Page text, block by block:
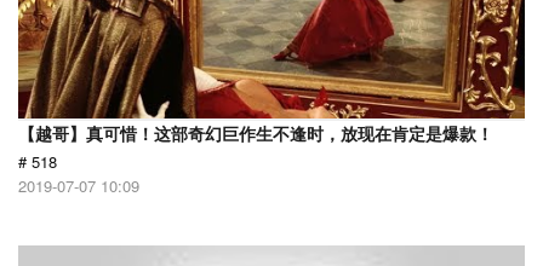
【越哥】真可惜！这部奇幻巨作生不逢时，放现在肯定是爆款！
# 518
2019-07-07 10:09